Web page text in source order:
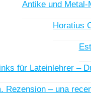
Antike und
Horatius
für Lateinlehrer –
Rezension – una